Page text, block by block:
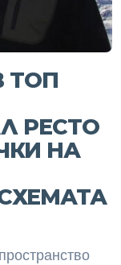
ТОП
РЕСТО
НА